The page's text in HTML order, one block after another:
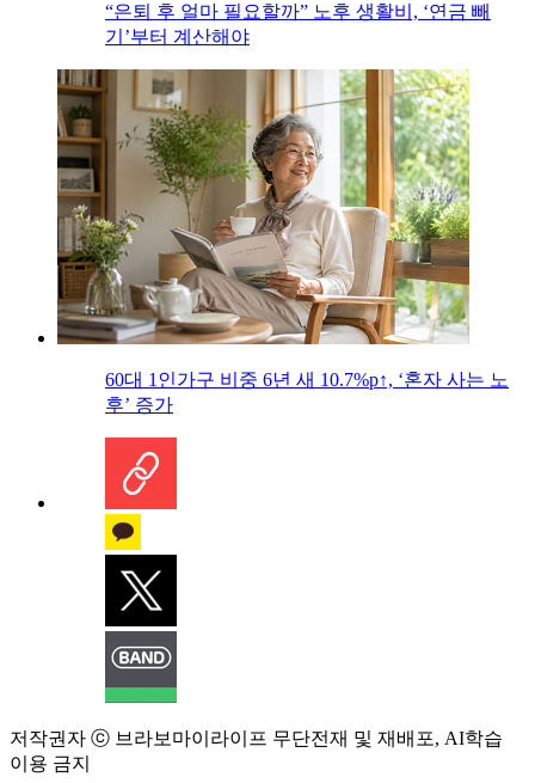
“은퇴 후 얼마 필요할까” 노후 생활비, ‘연금 빼
기’부터 계산해야
60대 1인가구 비중 6년 새 10.7%p↑, ‘혼자 사는 노
후’ 증가
저작권자 ⓒ 브라보마이라이프 무단전재 및 재배포, AI학습
이용 금지